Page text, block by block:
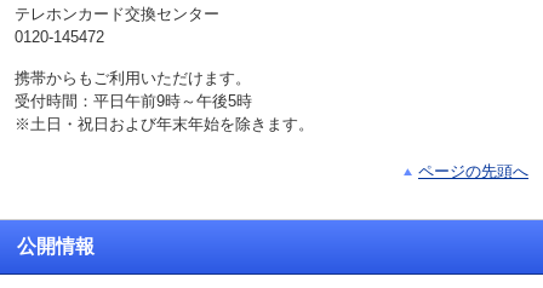
テレホンカード交換センター
0120-145472
携帯からもご利用いただけます。
受付時間：平日午前9時～午後5時
※土日・祝日および年末年始を除きます。
ページの先頭へ
公開情報